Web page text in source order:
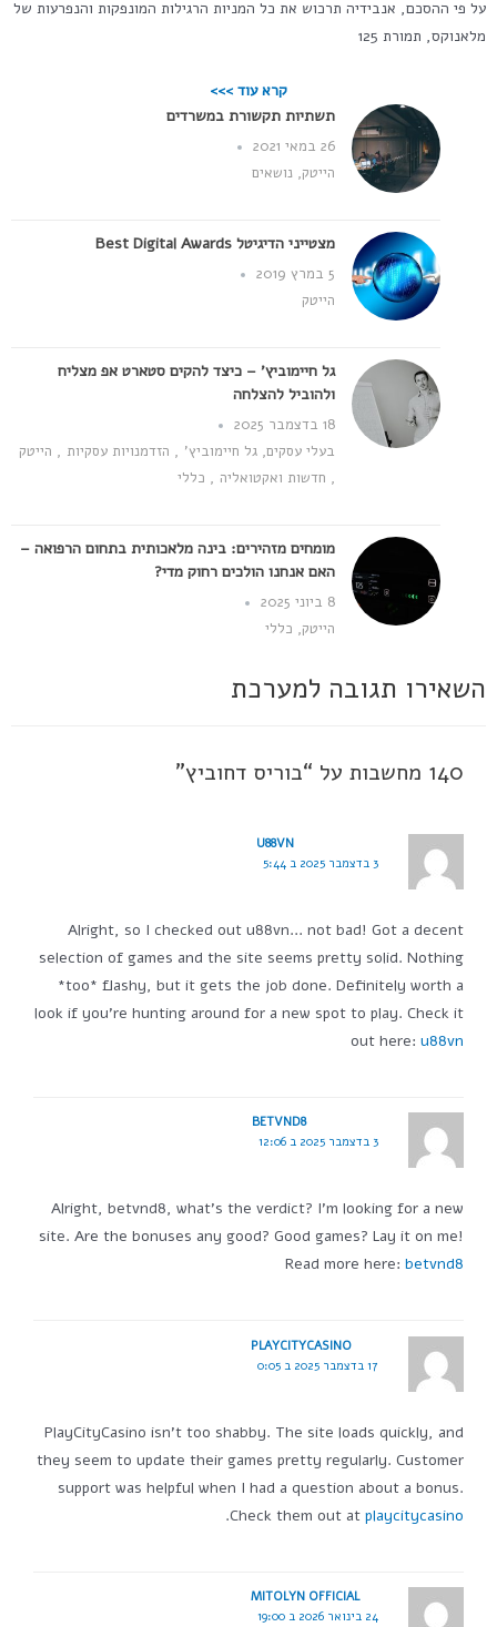
על פי ההסכם, אנבידיה תרכוש את כל המניות הרגילות המונפקות והנפרעות של
מלאנוקס, תמורת 125
קרא עוד >>>
תשתיות תקשורת במשרדים
26 במאי 2021
הייטק,נושאים
מצטייני הדיגיטל Best Digital Awards
5 במרץ 2019
הייטק
גל חיימוביץ' – כיצד להקים סטארט אפ מצליח
ולהוביל להצלחה
18 בדצמבר 2025
בעלי עסקים,גל חיימוביץ' , הזדמנויות עסקיות , הייטק
, חדשות ואקטואליה , כללי
מומחים מזהירים: בינה מלאכותית בתחום הרפואה –
האם אנחנו הולכים רחוק מדי?
8 ביוני 2025
הייטק, כללי
השאירו תגובה למערכת
140 מחשבות על “בוריס דחוביץ”
U88VN
3 בדצמבר 2025 ב 5:44
Alright, so I checked out u88vn… not bad! Got a decent
selection of games and the site seems pretty solid. Nothing
*too* flashy, but it gets the job done. Definitely worth a
look if you're hunting around for a new spot to play. Check it
out here: u88vn
BETVND8
3 בדצמבר 2025 ב 12:06
Alright, betvnd8, what's the verdict? I'm looking for a new
site. Are the bonuses any good? Good games? Lay it on me!
Read more here: betvnd8
PLAYCITYCASINO
17 בדצמבר 2025 ב 0:05
PlayCityCasino isn't too shabby. The site loads quickly, and
they seem to update their games pretty regularly. Customer
support was helpful when I had a question about a bonus.
Check them out at playcitycasino
.
MITOLYN OFFICIAL
24 בינואר 2026 ב 19:00